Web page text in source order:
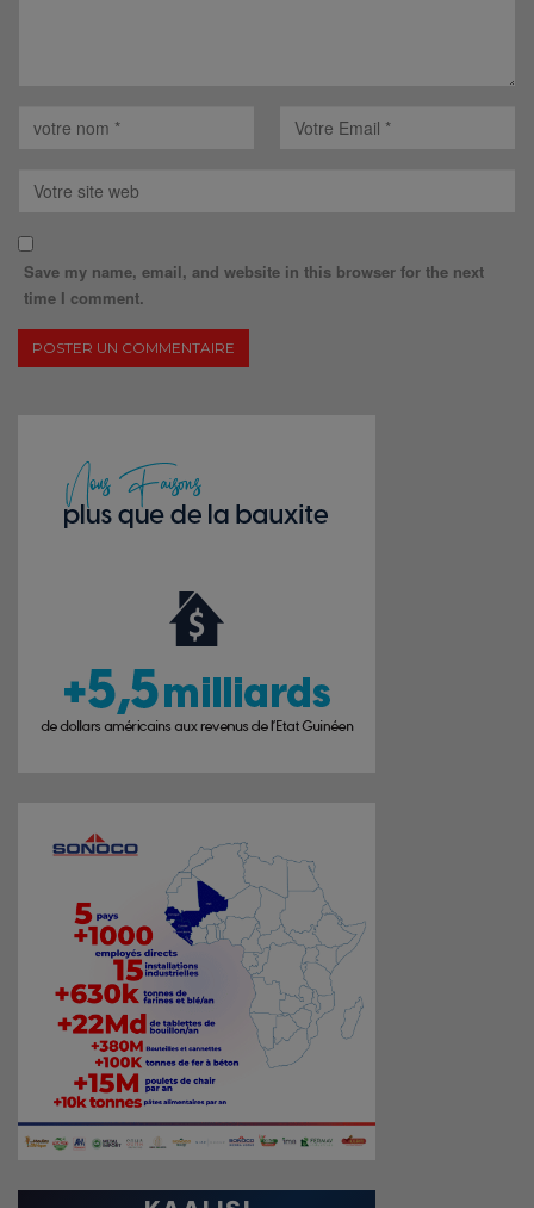
Save my name, email, and website in this browser for the next
time I comment.